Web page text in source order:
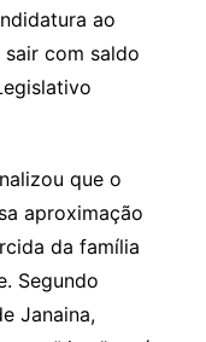
ao
com saldo
que o
aproximação
da família
Segundo
Janaina,